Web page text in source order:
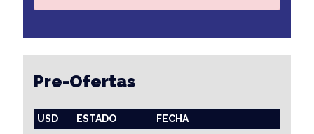
Pre-Ofertas
USD ESTADO
FECHA